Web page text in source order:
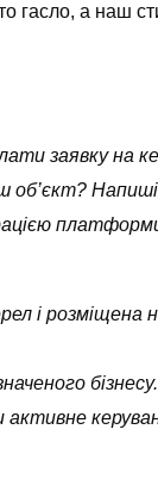
гасло, а наш
заявку на
об’єкт?
і
активне